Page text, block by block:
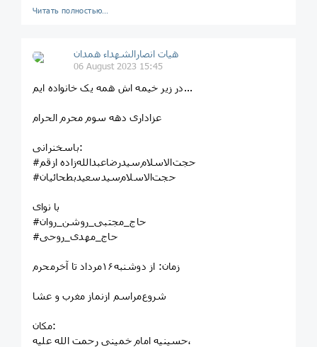
Читать полностью…
هیات انصارالشهداء همدان
06 August 2023 15:45
در زیر خیمه اش همه یک خانواده ایم...
عزاداری دهه سوم محرم الحرام
باسخنرانی:
#حجت‌الاسلام‌سیدرضاعبدالله‌زاده ازقم
#حجت‌الاسلام‌سیدسعیدبطحائیان
با نوای
#حاج_مجتبی_روشن_روان
#حاج_مهدی_روحی
زمان: از دوشنبه۱۶مرداد تا آخرمحرم
شروع‌مراسم‌ ازنماز مغرب و عشا
مکان:
حسینیه امام خمینی رحمت الله علیه،